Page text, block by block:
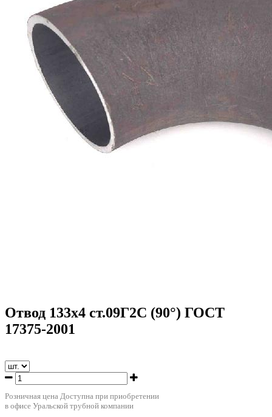
Отвод 133х4 ст.09Г2С (90°) ГОСТ
17375-2001
Розничная цена Доступна при приобретении
в офисе Уральской трубной компании